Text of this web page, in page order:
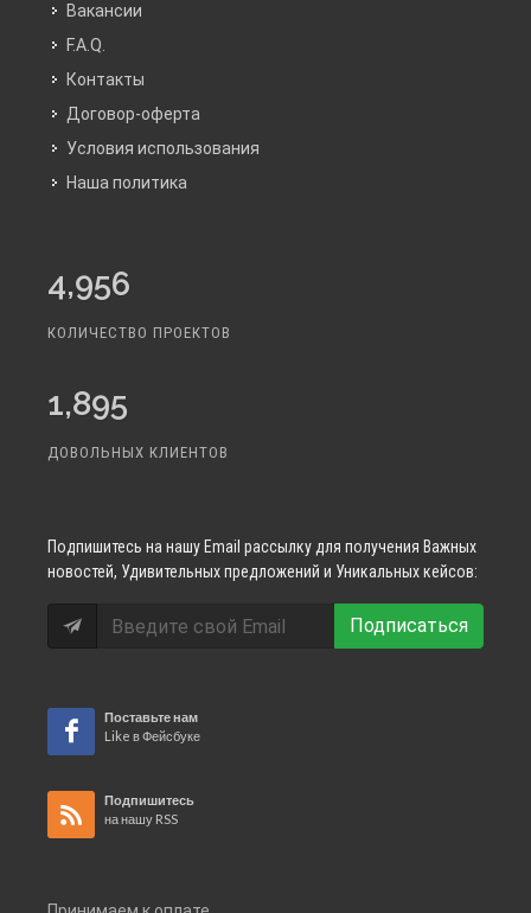
Вакансии
F.A.Q.
Контакты
Договор-оферта
Условия использования
Наша политика
4,956
КОЛИЧЕСТВО ПРОЕКТОВ
1,895
ДОВОЛЬНЫХ КЛИЕНТОВ
Подпишитесь на нашу Email рассылку для получения Важных
новостей, Удивительных предложений и Уникальных кейсов:
Подписаться
Поставьте нам
Like в Фейсбуке
Подпишитесь
на нашу RSS